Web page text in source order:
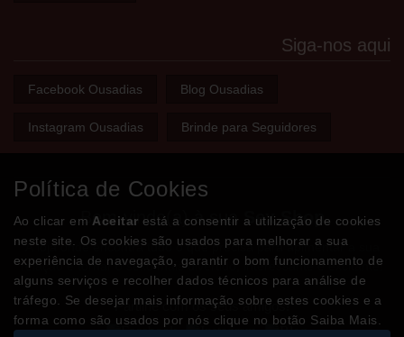
Siga-nos aqui
Facebook Ousadias Blog Ousadias
Instagram Ousadias Brinde para Seguidores
Bem-vindo(a) à sua Sex Shop
A loja onde encontra tudo o que precisa para apimentar a sua
relação e tornar o sexo mais divertido, interessante e excitante!
Partilhe com os seus amigos!
Política de Cookies
Ao clicar em Aceitar está a consentir a utilização de cookies
neste site. Os cookies são usados para melhorar a sua
experiência de navegação, garantir o bom funcionamento de
alguns serviços e recolher dados técnicos para análise de
tráfego. Se desejar mais informação sobre estes cookies e a
forma como são usados por nós clique no botão Saiba Mais.